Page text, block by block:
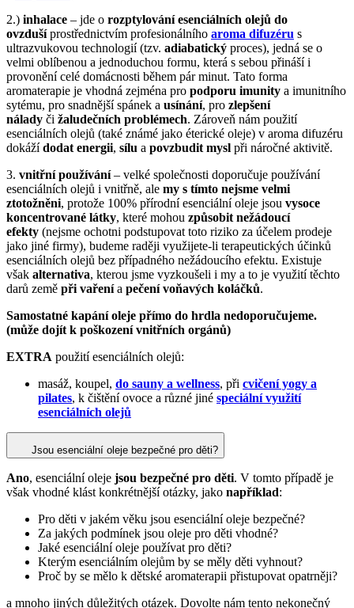
2.) inhalace – jde o rozptylování esenciálních olejů do
ovzdušíprostřednictvím profesionálního aroma difuzéru s
ultrazvukovou technologií (tzv. adiabatický proces), jedná se o
velmi oblíbenou a jednoduchou formu, která s sebou přináší i
provonění celé domácnosti během pár minut. Tato forma
aromaterapie je vhodná zejména pro podporu imunity a imunitního
sytému, pro snadnější spánek a usínání, pro zlepšení
nálady či žaludečních problémech. Zároveň nám použití
esenciálních olejů (také známé jako éterické oleje) v aroma difuzéru
dokážídodat energii, sílu a povzbudit mysl při náročné aktivitě.
3. vnitřní používání– velké společnosti doporučuje používání
esenciálních olejů i vnitřně, ale my s tímto nejsme velmi
ztotožněni, protože 100% přírodní esenciální oleje jsou vysoce
koncentrované látky, které mohou způsobit nežádoucí
efekty (nejsme ochotni podstupovat toto riziko za účelem prodeje
jako jiné firmy), budeme raději využijete-li terapeutických účinků
esenciálních olejů bez případného nežádoucího efektu. Existuje
však alternativa, kterou jsme vyzkoušeli i my a to je využití těchto
darů země při vařenía pečení voňavých koláčků.
Samostatné kapání oleje přímo do hrdla nedoporučujeme.
(může dojít k poškození vnitřních orgánů)
EXTRA použití esenciálních olejů:
masáž, koupel, do sauny a wellness, při cvičení yogy a
pilates, k čištění ovoce a různé jiné speciální využití
esenciálních olejů
Jsou esenciální oleje bezpečné pro děti?
Ano, esenciální oleje jsou bezpečné pro děti. V tomto případě je
však vhodné klást konkrétnější otázky, jako například:
Pro děti v jakém věku jsou esenciální oleje bezpečné?
Za jakých podmínek jsou oleje pro děti vhodné?
Jaké esenciální oleje používat pro děti?
Kterým esenciálním olejům by se měly děti vyhnout?
Proč by se mělo k dětské aromaterapii přistupovat opatrněji?
a mnoho jiných důležitých otázek. Dovolte nám tento nekonečný